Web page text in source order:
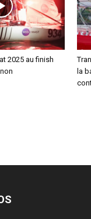
2025 au finish
la